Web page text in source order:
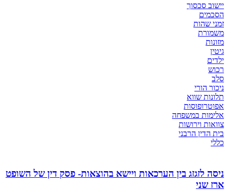
יישוב סכסוך
הסכמים
זמני שהות
משמורת
מזונות
גיטין
ילדים
רכוש
סלב
ניכור הורי
תלונות שווא
אפוטרופוסות
אלימות במשפחה
צוואות וירושות
בית הדין הרבני
כללי
ניסה לזגזג בין הערכאות ויישא בהוצאות- פסק דין של השופט
ארז שני